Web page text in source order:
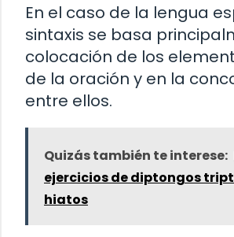
En el caso de la lengua
sintaxis se basa
colocación de los
de la oración y en la
entre ellos.
Quizás también te interese:
ejercicios de diptongos
hiatos